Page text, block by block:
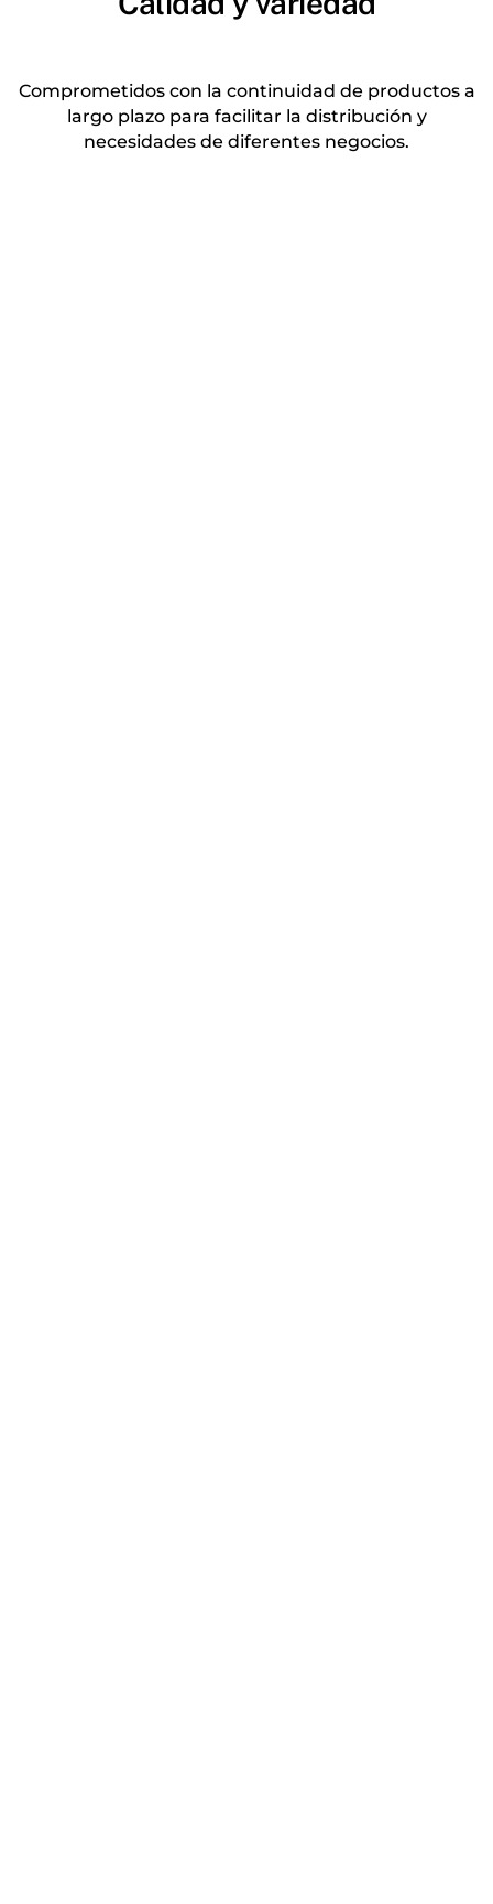
Comprometidos con la continuidad de productos a
largo plazo para facilitar la distribución y
necesidades de diferentes negocios.